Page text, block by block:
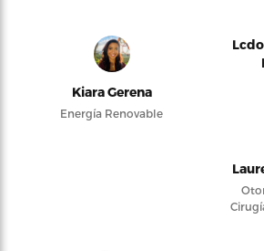
Kiara Gerena
Energía Renovable